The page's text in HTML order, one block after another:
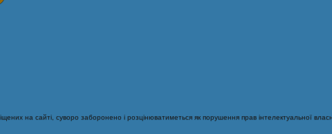
на сайті, суворо заборонено і розцінюватиметься як порушення прав інтелектуальної